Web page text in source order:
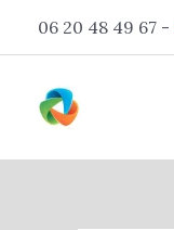
contenu
06 20 48 49 67 -